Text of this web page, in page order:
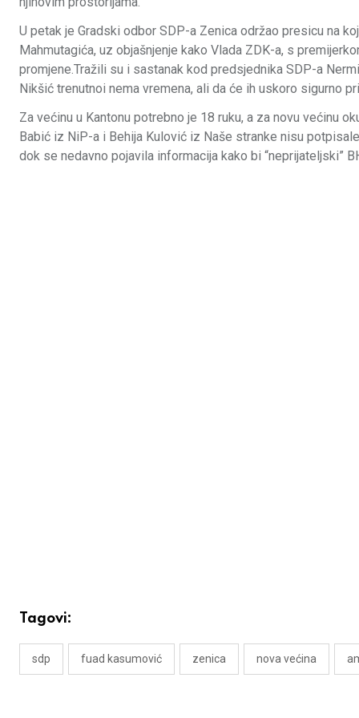
U petak je Gradski odbor SDP-a Zenica održao presicu na
Mahmutagića, uz objašnjenje kako Vlada ZDK-a, s
promjene.Tražili su i sastanak kod predsjednika SDP-a
Nikšić trenutnoi nema vremena, ali da će ih uskoro sigurno
Za većinu u Kantonu potrebno je 18 ruku, a za novu većinu
Babić iz NiP-a i Behija Kulović iz Naše stranke nisu
dok se nedavno pojavila informacija kako bi “neprijateljski”
Tagovi:
sdp fuad kasumović zenica nova većina